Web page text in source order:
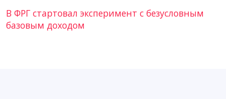
В ФРГ стартовал эксперимент с безусловным
базовым доходом